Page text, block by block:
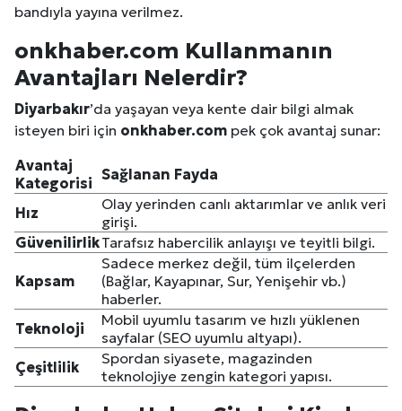
bandıyla yayına verilmez.
onkhaber.com Kullanmanın
Avantajları Nelerdir?
Diyarbakır’da yaşayan veya kente dair bilgi almak
isteyen biri için onkhaber.com pek çok avantaj sunar:
Avantaj
Kategorisi Sağlanan Fayda
Hız
Olay yerinden canlı aktarımlar ve anlık veri
girişi.
GüvenilirlikTarafsız habercilik anlayışı ve teyitli bilgi.
Kapsam
Sadece merkez değil, tüm ilçelerden
(Bağlar, Kayapınar, Sur, Yenişehir vb.)
haberler.
Teknoloji
Mobil uyumlu tasarım ve hızlı yüklenen
sayfalar (SEO uyumlu altyapı).
Çeşitlilik
Spordan siyasete, magazinden
teknolojiye zengin kategori yapısı.